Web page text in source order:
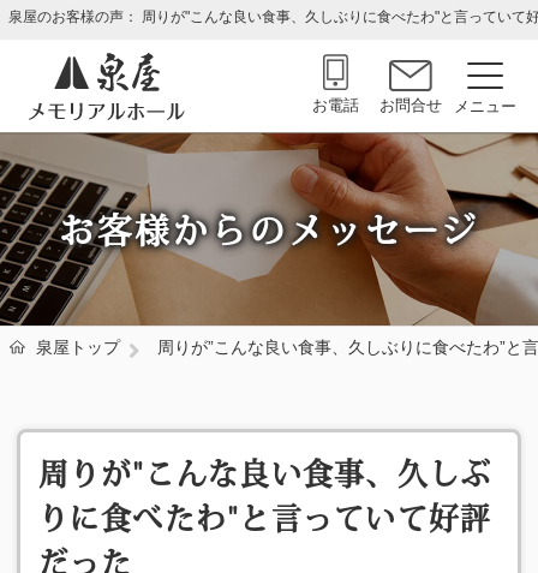
泉屋のお客様の声： 周りが"こんな良い食事、久しぶりに食べたわ"と言っていて
お電話 お問合せ
お客様からのメッセージ
泉屋トップ 周りが”こんな良い食事、久しぶりに食べたわ”と
周りが"こんな良い食事、久しぶ
りに食べたわ"と言っていて好評
だった